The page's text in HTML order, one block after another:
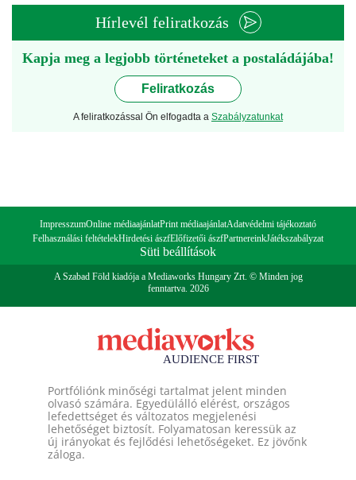
Hírlevél feliratkozás
Kapja meg a legjobb történeteket a postaládájába!
Feliratkozás
A feliratkozással Ön elfogadta a Szabályzatunkat
ImpresszumOnline médiaajánlatPrint médiaajánlatAdatvédelmi tájékoztató
Felhasználási feltételekHirdetési ászfElőfizetői ászfPartnereinkJátékszabályzat
Süti beállítások
A Szabad Föld kiadója a Mediaworks Hungary Zrt. © Minden jog
fenntartva. 2026
Portfóliónk minőségi tartalmat jelent minden
olvasó számára. Egyedülálló elérést, országos
lefedettséget és változatos megjelenési
lehetőséget biztosít. Folyamatosan keressük az
új irányokat és fejlődési lehetőségeket. Ez jövőnk
záloga.